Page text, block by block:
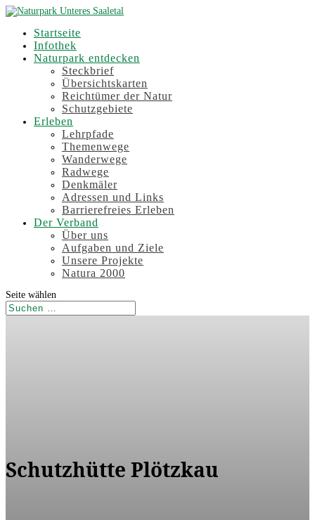
Startseite
Infothek
Naturpark entdecken
Steckbrief
Übersichtskarten
Reichtümer der Natur
Schutzgebiete
Erleben
Lehrpfade
Themenwege
Wanderwege
Radwege
Denkmäler
Adressen und Links
Barrierefreies Erleben
Der Verband
Über uns
Aufgaben und Ziele
Unsere Projekte
Natura 2000
Seite wählen
Schutzhütte Plötzkau